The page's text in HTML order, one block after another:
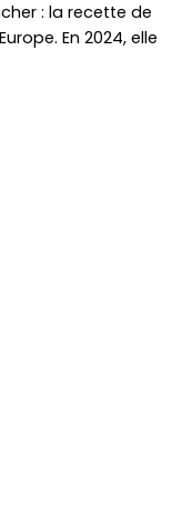
: la recette de
En 2024, elle